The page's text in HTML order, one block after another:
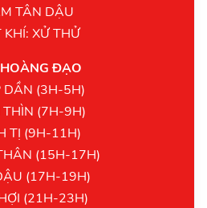
TÂN DẬU
KHÍ: XỬ THỬ
ĐẠO
DẦN (3H-5H)
THÌN (7H-9H)
TỊ (9H-11H)
(15H-17H)
(17H-19H)
(21H-23H)